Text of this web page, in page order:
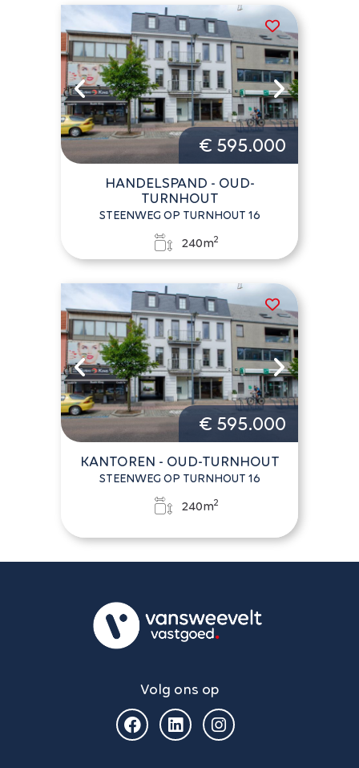
€ 595.000
HANDELSPAND - OUD-
TURNHOUT
STEENWEG OP TURNHOUT 16
240m2
€ 595.000
KANTOREN - OUD-TURNHOUT
STEENWEG OP TURNHOUT 16
240m2
Volg ons op